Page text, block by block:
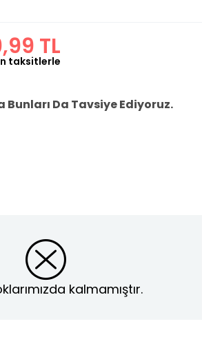
TL
taksitlerle
Bunları Da Tavsiye Ediyoruz.
kalmamıştır.